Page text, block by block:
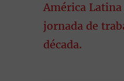
América
jornada de
década.